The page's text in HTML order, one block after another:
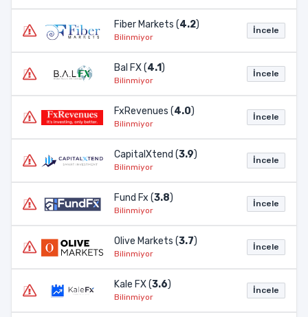
Fiber Markets (4.2)
Bilinmiyor
İncele
Bal FX (4.1)
Bilinmiyor
İncele
FxRevenues (4.0)
Bilinmiyor
İncele
CapitalXtend (3.9)
Bilinmiyor
İncele
Fund Fx (3.8)
Bilinmiyor
İncele
Olive Markets (3.7)
Bilinmiyor
İncele
Kale FX (3.6)
Bilinmiyor
İncele